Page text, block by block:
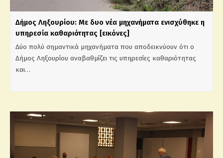
Δήμος Ληξουρίου: Με δυο νέα μηχανήματα ενισχύθηκε η
υπηρεσία καθαριότητας [εικόνες]
Δύο πολύ σημαντικά μηχανήματα που αποδεικνύουν ότι ο
Δήμος Ληξουρίου αναβαθμίζει τις υπηρεσίες καθαριότητας
και…